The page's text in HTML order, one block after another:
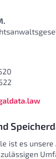
ist es unsere